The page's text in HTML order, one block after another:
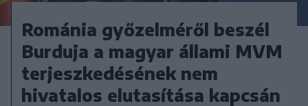
Románia győzelméről beszél
Burduja a magyar állami MVM
terjeszkedésének nem
hivatalos elutasítása kapcsán